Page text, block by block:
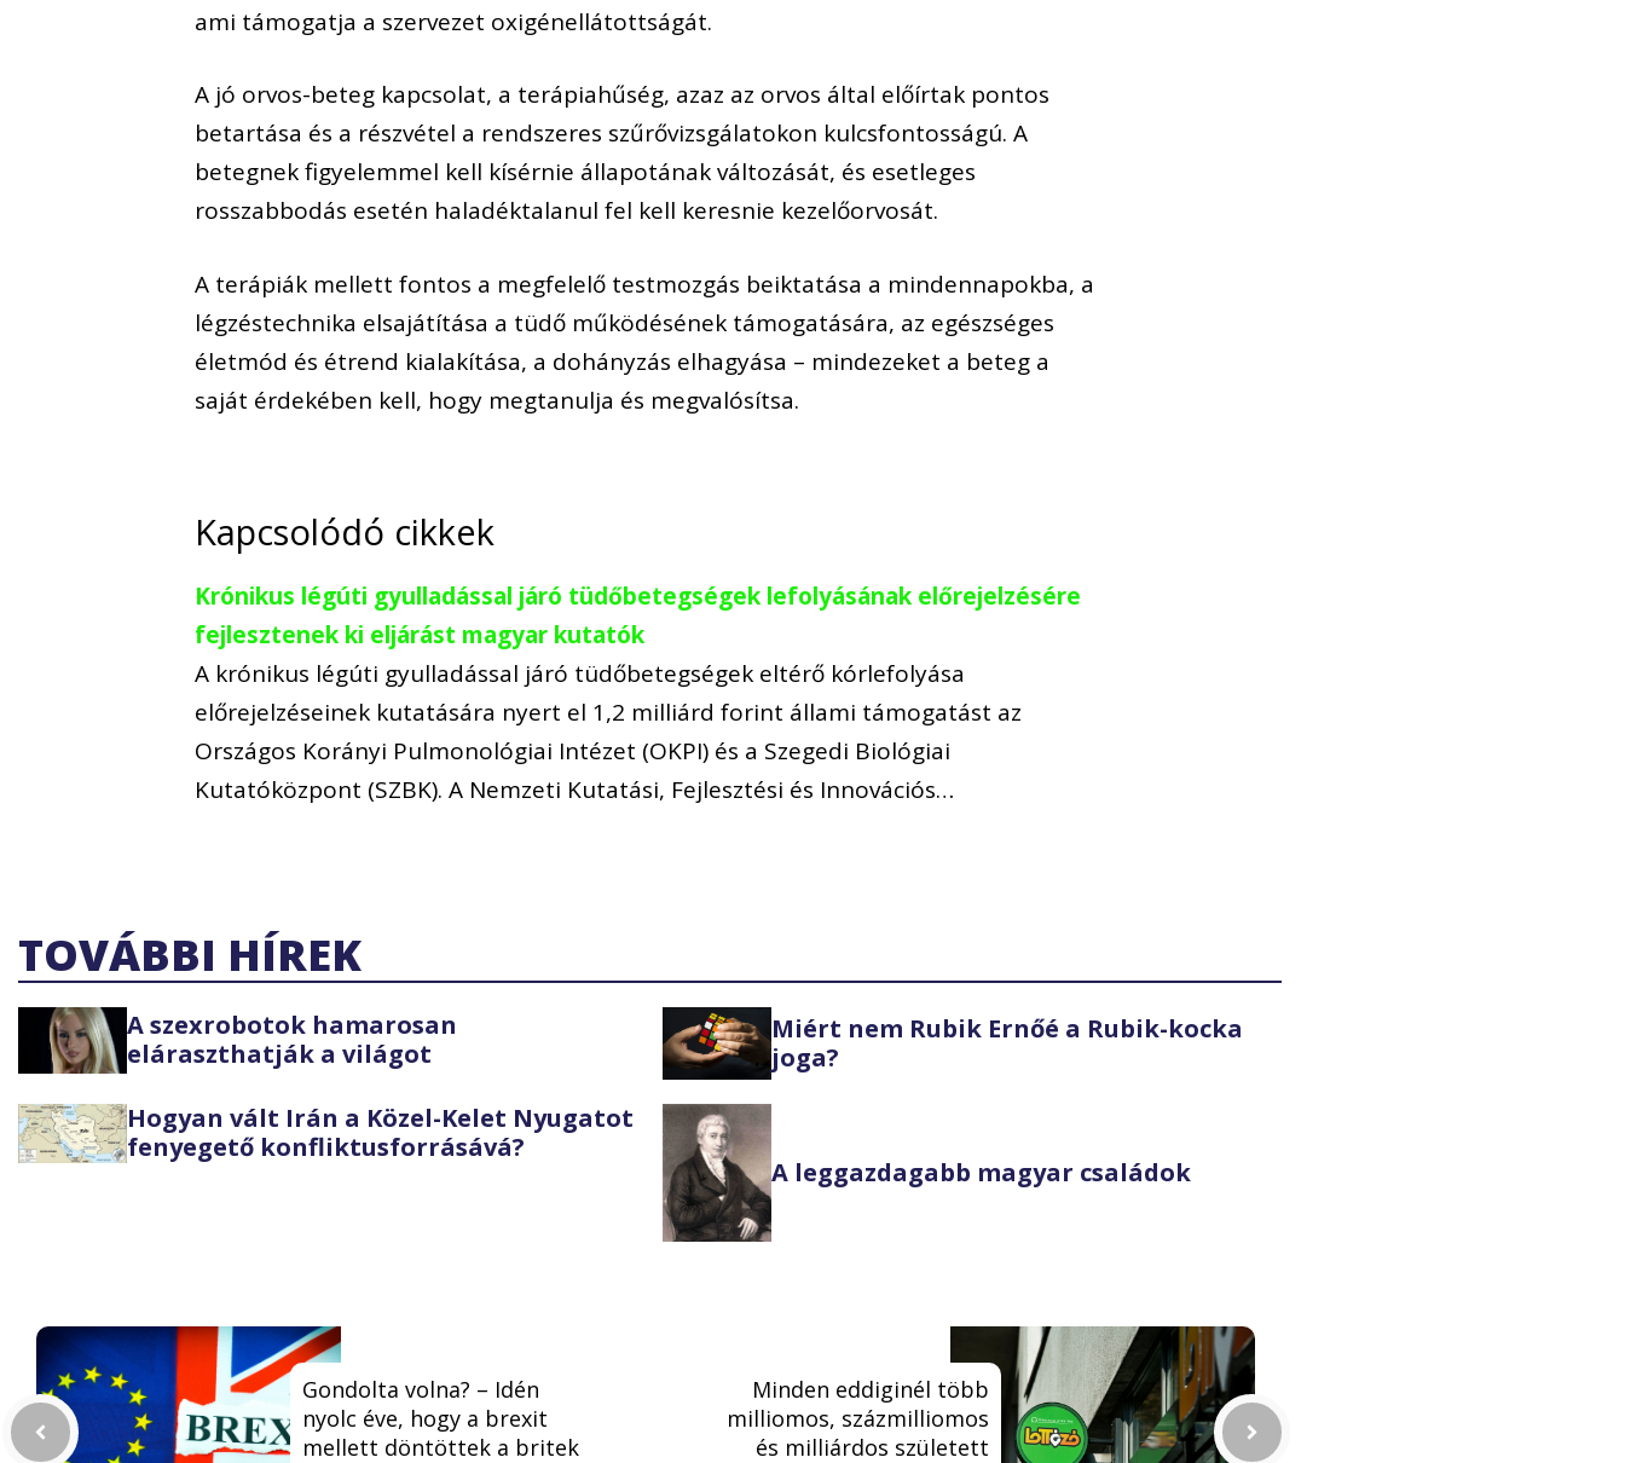
ami támogatja a szervezet oxigénellátottságát.
A jó orvos-beteg kapcsolat, a terápiahűség, azaz az orvos által előírtak pontos
betartása és a részvétel a rendszeres szűrővizsgálatokon kulcsfontosságú. A
betegnek figyelemmel kell kísérnie állapotának változását, és esetleges
rosszabbodás esetén haladéktalanul fel kell keresnie kezelőorvosát.
A terápiák mellett fontos a megfelelő testmozgás beiktatása a mindennapokba, a
légzéstechnika elsajátítása a tüdő működésének támogatására, az egészséges
életmód és étrend kialakítása, a dohányzás elhagyása – mindezeket a beteg a
saját érdekében kell, hogy megtanulja és megvalósítsa.
Kapcsolódó cikkek
Krónikus légúti gyulladással járó tüdőbetegségek lefolyásának előrejelzésére
fejlesztenek ki eljárást magyar kutatók
A krónikus légúti gyulladással járó tüdőbetegségek eltérő kórlefolyása
előrejelzéseinek kutatására nyert el 1,2 milliárd forint állami támogatást az
Országos Korányi Pulmonológiai Intézet (OKPI) és a Szegedi Biológiai
Kutatóközpont (SZBK). A Nemzeti Kutatási, Fejlesztési és Innovációs…
TOVÁBBI HÍREK
A szexrobotok hamarosan
eláraszthatják a világot
Miért nem Rubik Ernőé a Rubik-kocka
joga?
Hogyan vált Irán a Közel-Kelet Nyugatot
fenyegető konfliktusforrásává?
A leggazdagabb magyar családok
Gondolta volna? – Idén
nyolc éve, hogy a brexit
mellett döntöttek a britek
Minden eddiginél több
milliomos, százmilliomos
és milliárdos született